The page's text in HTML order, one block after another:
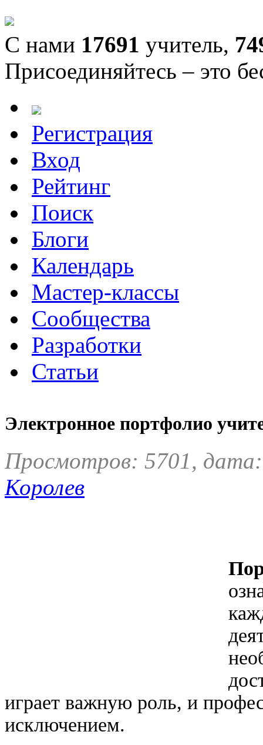
С нами 17691 учитель,
Присоединяйтесь – это
Регистрация
Вход
Рейтинг
Поиск
Блоги
Календарь
Мастер-классы
Сообщества
Разработки
Статьи
Электронное портфолио
Просмотров: 5701,
Королев
играет важную роль, и
исключением.